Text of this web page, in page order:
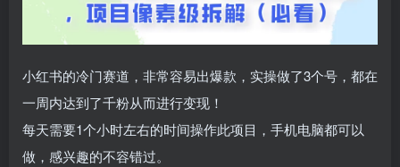
小红书的冷门赛道，非常容易出爆款，实操做了3个号，都在
一周内达到了千粉从而进行变现！
每天需要1个小时左右的时间操作此项目，手机电脑都可以
做，感兴趣的不容错过。